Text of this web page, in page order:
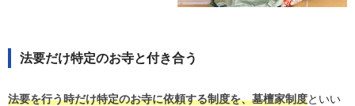
法要だけ特定のお寺と付き合う
法要を行う時だけ特定のお寺に依頼する制度を、墓檀家制度といい